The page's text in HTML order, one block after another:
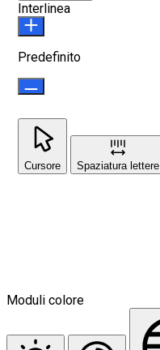
Interlinea
Predefinito
Cursore Spaziatura lettere
Moduli colore